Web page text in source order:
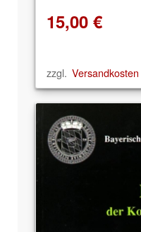
15,00 €
zzgl. Versandkosten